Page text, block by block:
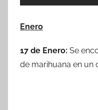
Enero
17 de Enero: Se
de marihuana en un